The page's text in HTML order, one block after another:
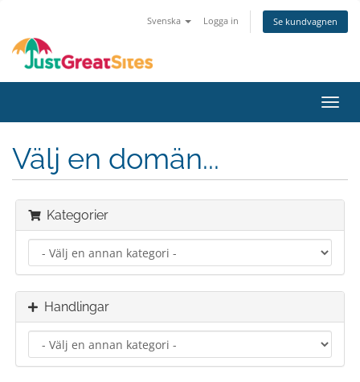
Svenska Logga in Se kundvagnen
Växla
Välj en domän...
Kategorier
Handlingar